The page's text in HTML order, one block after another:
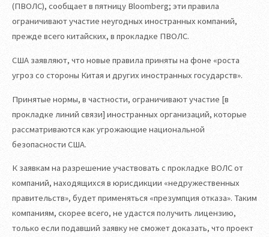
(ПВОЛС), сообщает в пятницу Bloomberg; эти правила
ограничивают участие неугодных иностранных компаний,
прежде всего китайских, в прокладке ПВОЛС.
США заявляют, что новые правила приняты на фоне «роста
угроз со стороны Китая и других иностранных государств».
Принятые нормы, в частности, ограничивают участие [в
прокладке линий связи] иностранных организаций, которые
рассматриваются как угрожающие национальной
безопасности США.
К заявкам на разрешение участвовать с прокладке ВОЛС от
компаний, находящихся в юрисдикции «недружественных
правительств», будет применяться «презумпция отказа». Таким
компаниям, скорее всего, не удастся получить лицензию,
только если подавший заявку не сможет доказать, что проект